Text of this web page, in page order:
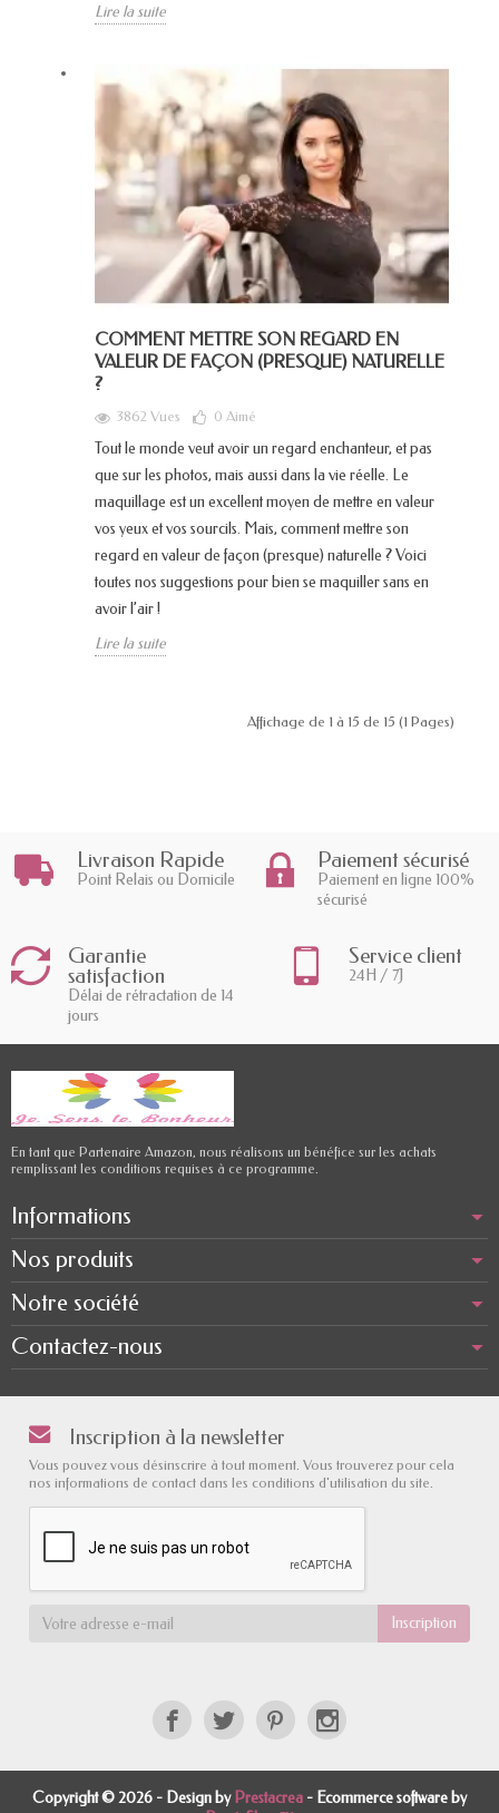
Lire la suite
COMMENT METTRE SON REGARD EN
VALEUR DE FAÇON (PRESQUE) NATURELLE
?
3862 Vues 0 Aimé
Tout le monde veut avoir un regard enchanteur, et pas
que sur les photos, mais aussi dans la vie réelle. Le
maquillage est un excellent moyen de mettre en valeur
vos yeux et vos sourcils. Mais, comment mettre son
regard en valeur de façon (presque) naturelle ? Voici
toutes nos suggestions pour bien se maquiller sans en
avoir l’air !
Lire la suite
Affichage de 1 à 15 de 15 (1 Pages)
Livraison Rapide
Point Relais ou Domicile
Paiement sécurisé
Paiement en ligne 100%
sécurisé
Garantie
satisfaction
Délai de rétractation de 14
jours
Service client
24H / 7J
En tant que Partenaire Amazon, nous réalisons un bénéfice sur les achats
remplissant les conditions requises à ce programme.
Informations
Nos produits
Notre société
Contactez-nous
Inscription à la newsletter
Vous pouvez vous désinscrire à tout moment. Vous trouverez pour cela
nos informations de contact dans les conditions d'utilisation du site.
Copyright © 2026 - Design byPrestacrea - Ecommerce software by